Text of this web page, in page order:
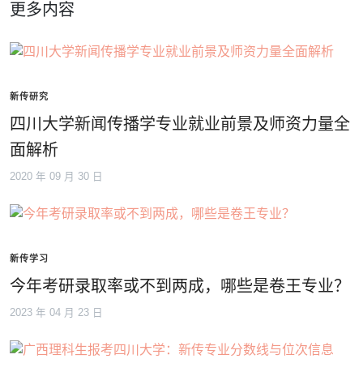
更多内容
新传研究
四川大学新闻传播学专业就业前景及师资力量全
面解析
2020 年 09 月 30 日
新传学习
今年考研录取率或不到两成，哪些是卷王专业？
2023 年 04 月 23 日